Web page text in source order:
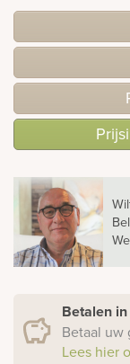
Betalen
Betaal uw
Lees hier